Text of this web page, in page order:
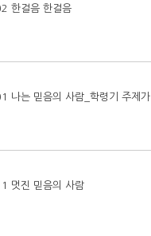
한걸음 한걸음
나는 믿음의 사람_학령기 주제가
멋진 믿음의 사람